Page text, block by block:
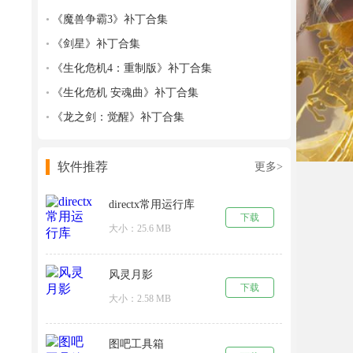
《魔兽争霸3》补丁合集
《剑星》补丁合集
《生化危机4：重制版》补丁合集
《生化危机 安魂曲》补丁合集
《龙之剑：觉醒》补丁合集
软件推荐 更多>
directx常用运行库
大小：25.6 MB
下载
风灵月影
大小：2.58 MB
下载
图吧工具箱